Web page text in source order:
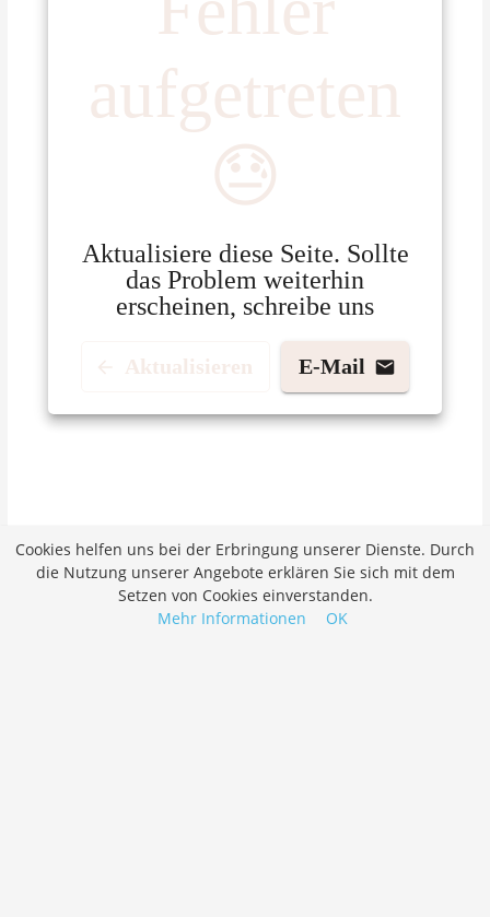
Bewerben
Job merken
Cookies helfen uns bei der Erbringung unserer Dienste. Durch
die Nutzung unserer Angebote erklären Sie sich mit dem
Setzen von Cookies einverstanden.
Mehr Informationen
OK